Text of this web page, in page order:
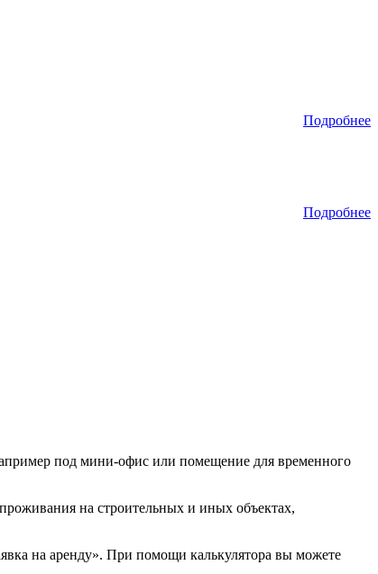
Подробнее
Подробнее
под мини-офис или помещение для временного
на строительных и иных объектах,
на аренду». При помощи калькулятора вы можете